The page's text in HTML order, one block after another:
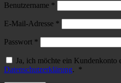
Benutzername *
E-Mail-Adresse *
Passwort *
Ja, ich möchte ein Kundenkonto
Datenschutzerklärung. *